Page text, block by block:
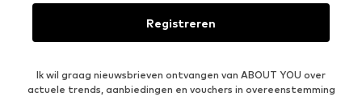
Registreren
Ik wil graag nieuwsbrieven ontvangen van ABOUT YOU over
actuele trends, aanbiedingen en vouchers in overeenstemming